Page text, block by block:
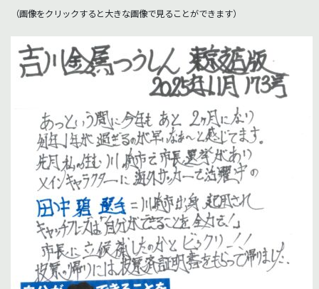
（画像をクリックすると大きな画像で見ることができます）